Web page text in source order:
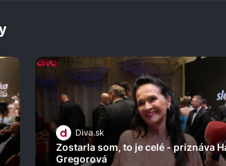
Diva.sk
Zostarla som, to je celé - priznáva
Gregorová